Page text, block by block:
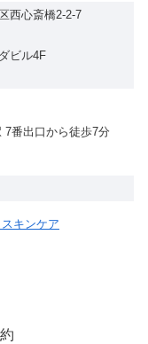
西心斎橋2-2-7
ビル4F
7番出口から徒歩7分
キンケア